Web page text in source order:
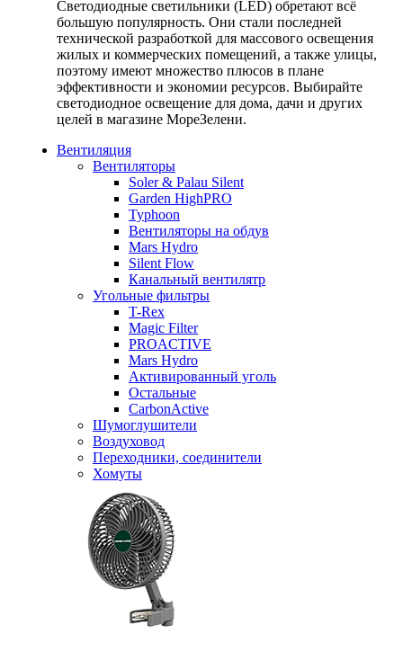
Светодиодные светильники (LED) обретают всё
большую популярность. Они стали последней
технической разработкой для массового освещения
жилых и коммерческих помещений, а также улицы,
поэтому имеют множество плюсов в плане
эффективности и экономии ресурсов. Выбирайте
светодиодное освещение для дома, дачи и других
целей в магазине МореЗелени.
Вентиляция
Вентиляторы
Soler & Palau Silent
Garden HighPRO
Typhoon
Вентиляторы на обдув
Mars Hydro
Silent Flow
Канальный вентилятр
Угольные фильтры
T-Rex
Magic Filter
PROACTIVE
Mars Hydro
Активированный уголь
Остальные
CarbonActive
Шумоглушители
Воздуховод
Переходники, соединители
Хомуты